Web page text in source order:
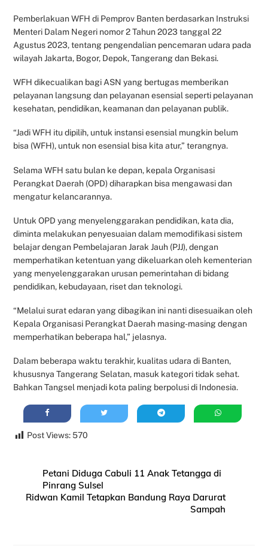
Pemberlakuan WFH di Pemprov Banten berdasarkan Instruksi
Menteri Dalam Negeri nomor 2 Tahun 2023 tanggal 22
Agustus 2023, tentang pengendalian pencemaran udara pada
wilayah Jakarta, Bogor, Depok, Tangerang dan Bekasi.
WFH dikecualikan bagi ASN yang bertugas memberikan
pelayanan langsung dan pelayanan esensial seperti pelayanan
kesehatan, pendidikan, keamanan dan pelayanan publik.
“Jadi WFH itu dipilih, untuk instansi esensial mungkin belum
bisa (WFH), untuk non esensial bisa kita atur,” terangnya.
Selama WFH satu bulan ke depan, kepala Organisasi
Perangkat Daerah (OPD) diharapkan bisa mengawasi dan
mengatur kelancarannya.
Untuk OPD yang menyelenggarakan pendidikan, kata dia,
diminta melakukan penyesuaian dalam memodifikasi sistem
belajar dengan Pembelajaran Jarak Jauh (PJJ), dengan
memperhatikan ketentuan yang dikeluarkan oleh kementerian
yang menyelenggarakan urusan pemerintahan di bidang
pendidikan, kebudayaan, riset dan teknologi.
“Melalui surat edaran yang dibagikan ini nanti disesuaikan oleh
Kepala Organisasi Perangkat Daerah masing-masing dengan
memperhatikan beberapa hal,” jelasnya.
Dalam beberapa waktu terakhir, kualitas udara di Banten,
khususnya Tangerang Selatan, masuk kategori tidak sehat.
Bahkan Tangsel menjadi kota paling berpolusi di Indonesia.
Post Views: 570
Petani Diduga Cabuli 11 Anak Tetangga di
Pinrang Sulsel
Ridwan Kamil Tetapkan Bandung Raya Darurat
Sampah